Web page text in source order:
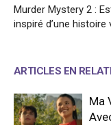
Murder Mystery 2 :
inspiré d’une histoire
ARTICLES EN
Ma